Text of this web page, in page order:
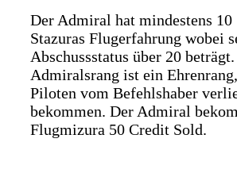
Der Admiral hat mindestens 10
Stazuras Flugerfahrung wobei
Abschussstatus über 20
Admiralsrang ist ein
Piloten vom Befehlshaber
bekommen. Der Admiral
Flugmizura 50 Credit Sold.